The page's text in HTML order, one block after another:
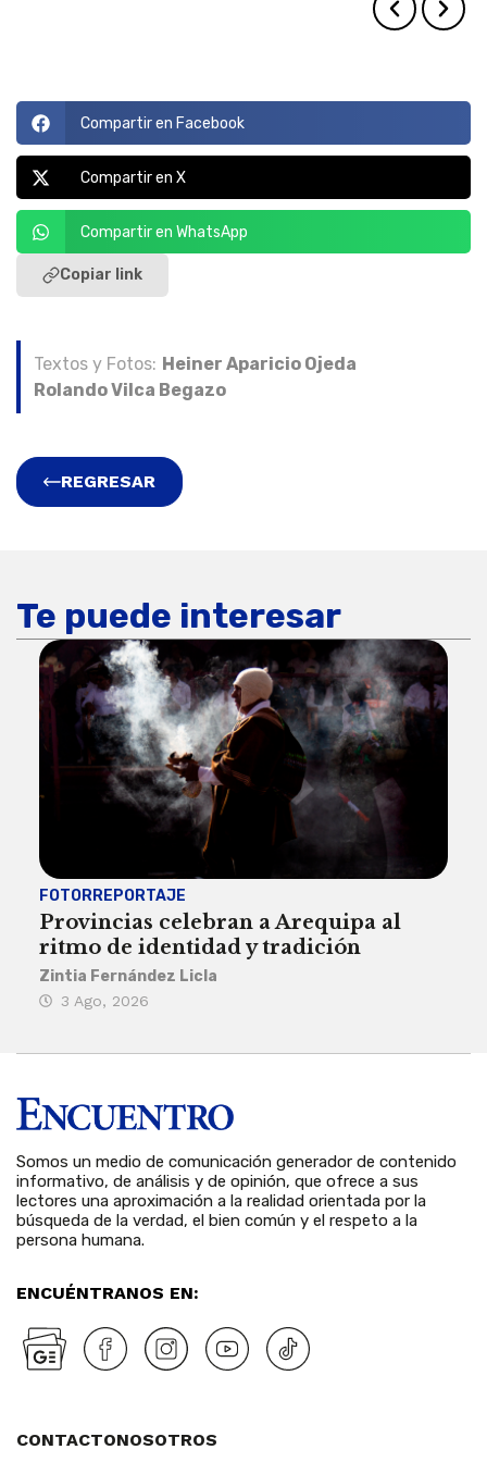
Compartir en Facebook
Compartir en X
Compartir en WhatsApp
Copiar link
Textos y Fotos: Heiner Aparicio Ojeda
Rolando Vilca Begazo
REGRESAR
Te puede interesar
FOTORREPORTAJE
Provincias celebran a Arequipa al
ritmo de identidad y tradición
Zintia Fernández Licla
3 Ago, 2026
Somos un medio de comunicación generador de contenido
informativo, de análisis y de opinión, que ofrece a sus
lectores una aproximación a la realidad orientada por la
búsqueda de la verdad, el bien común y el respeto a la
persona humana.
ENCUÉNTRANOS EN:
CONTACTONOSOTROS